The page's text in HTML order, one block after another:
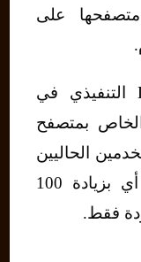
على
فحسب ما ذكره Darin Fisher التنفيذي في
بمتصفح
الحاليين
لجوجل كروم هو 400 مليون، أي بزيادة 100
فقط.